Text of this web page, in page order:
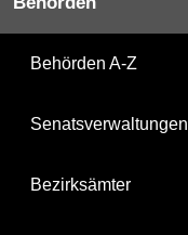
Behörden A-Z
Senatsverwaltungen
Bezirksämter